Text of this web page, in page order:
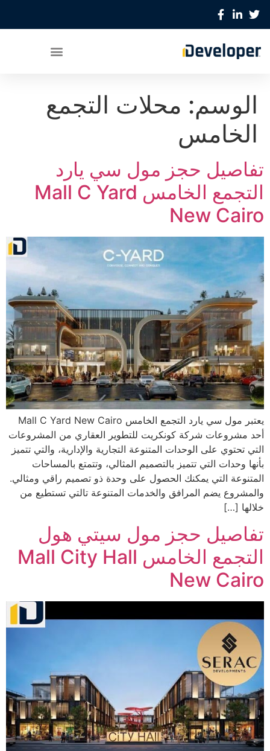
الوسم: محلات التجمع
الخامس
تفاصيل حجز مول سي يارد
التجمع الخامس Mall C Yard
New Cairo
يعتبر مول سي يارد التجمع الخامس Mall C Yard New Cairo
أحد مشروعات شركة كونكريت للتطوير العقاري من المشروعات
التي تحتوي على الوحدات المتنوعة التجارية والإدارية، والتي تتميز
بأنها وحدات التي تتميز بالتصميم المثالي، وتتمتع بالمساحات
المتنوعة التي يمكنك الحصول على وحدة ذو تصميم راقي ومثالي.
والمشروع يضم المرافق والخدمات المتنوعة تالتي تستطيع من
خلالها […]
تفاصيل حجز مول سيتي هول
التجمع الخامس Mall City Hall
New Cairo